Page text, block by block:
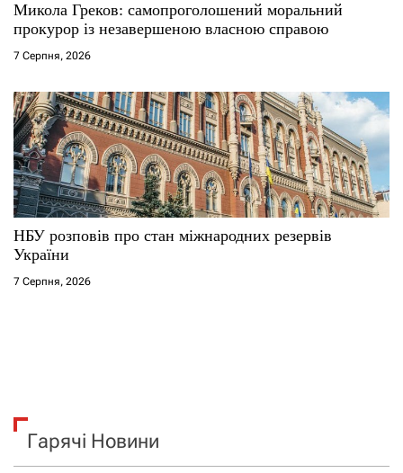
Микола Греков: самопроголошений моральний
прокурор із незавершеною власною справою
7 Серпня, 2026
НБУ розповів про стан міжнародних резервів
України
7 Серпня, 2026
Гарячі Новини